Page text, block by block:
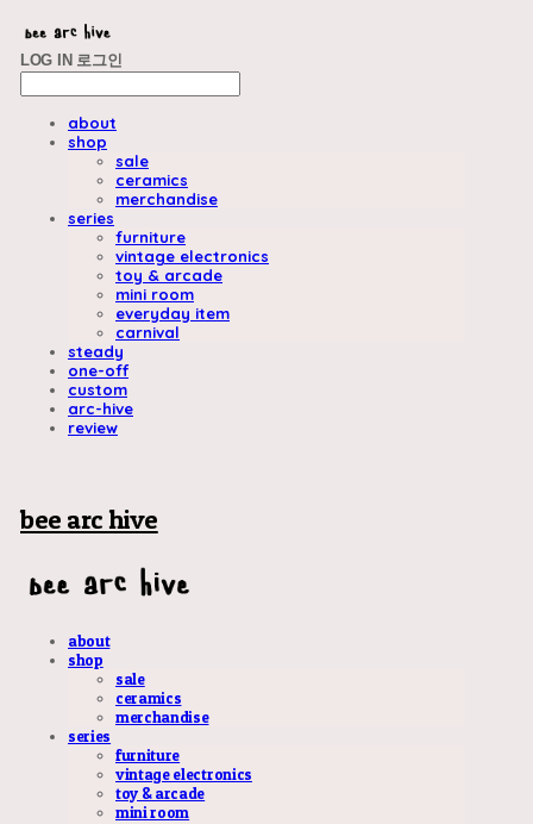
LOG IN 로그인
about
shop
sale
ceramics
merchandise
series
furniture
vintage electronics
toy & arcade
mini room
everyday item
carnival
steady
one-off
custom
arc-hive
review
bee arc hive
about
shop
sale
ceramics
merchandise
series
furniture
vintage electronics
toy & arcade
mini room